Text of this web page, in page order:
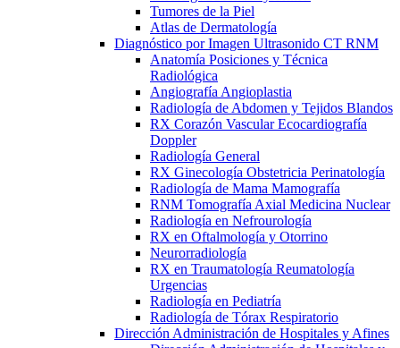
Tumores de la Piel
Atlas de Dermatología
Diagnóstico por Imagen Ultrasonido CT RNM
Anatomía Posiciones y Técnica
Radiológica
Angiografía Angioplastia
Radiología de Abdomen y Tejidos Blandos
RX Corazón Vascular Ecocardiografía
Doppler
Radiología General
RX Ginecología Obstetricia Perinatología
Radiología de Mama Mamografía
RNM Tomografía Axial Medicina Nuclear
Radiología en Nefrourología
RX en Oftalmología y Otorrino
Neurorradiología
RX en Traumatología Reumatología
Urgencias
Radiología en Pediatría
Radiología de Tórax Respiratorio
Dirección Administración de Hospitales y Afines